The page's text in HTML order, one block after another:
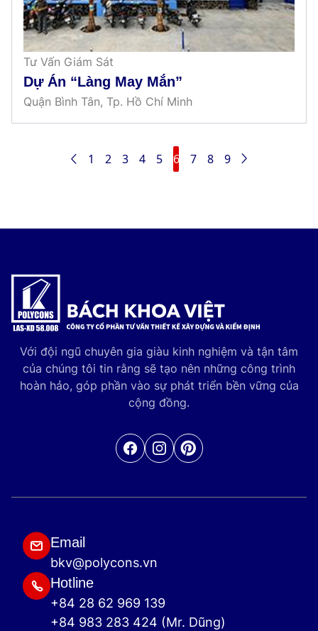
Tư Vấn Giám Sát
Dự Án “Làng May Mắn”
Quận Bình Tân, Tp. Hồ Chí Minh
1 2 3 4 5 6 7 8 9
Với đội ngũ chuyên gia giàu kinh nghiệm và tận tâm
của chúng tôi tin rằng sẽ tạo nên những công trình
hoàn hảo, góp phần vào sự phát triển bền vững của
cộng đồng.
Facebook Pinterest
Email
bkv@polycons.vn
Hotline
+84 28 62 969 139
+84 983 283 424 (Mr. Dũng)